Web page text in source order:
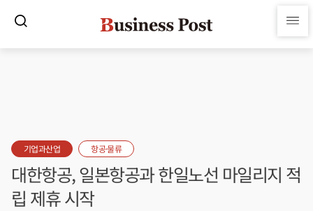
기업과산업 항공·물류
대한항공, 일본항공과 한일노선 마일리지 적
립 제휴 시작